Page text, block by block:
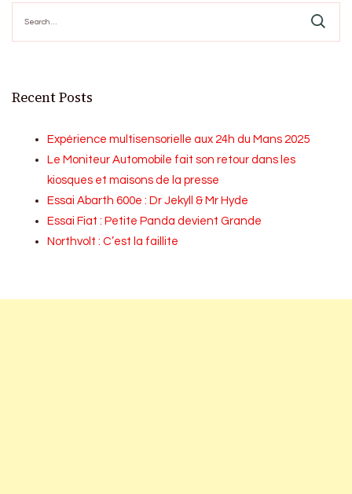
for:
Recent Posts
Expérience multisensorielle aux 24h du Mans 2025
Le Moniteur Automobile fait son retour dans les
kiosques et maisons de la presse
Essai Abarth 600e : Dr Jekyll & Mr Hyde
Essai Fiat : Petite Panda devient Grande
Northvolt : C’est la faillite